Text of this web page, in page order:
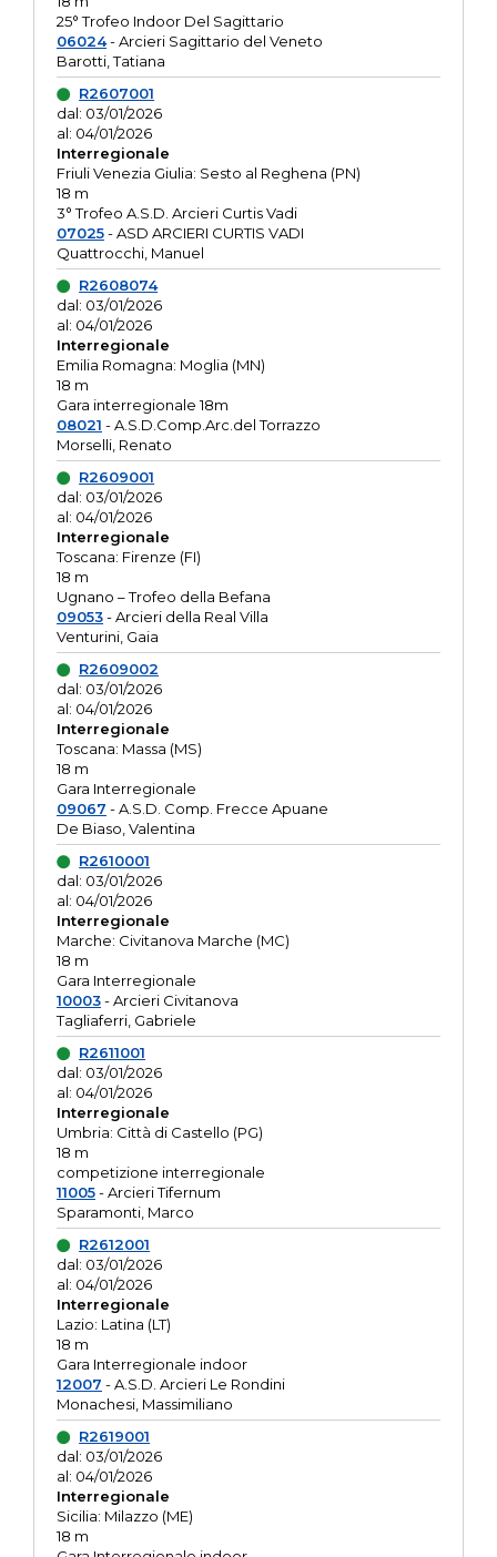
25° Trofeo Indoor Del Sagittario
06024- Arcieri Sagittario del Veneto
Barotti, Tatiana
R2607001
dal: 03/01/2026
al: 04/01/2026
Interregionale
Friuli Venezia Giulia: Sesto al Reghena (PN)
18 m
3° Trofeo A.S.D. Arcieri Curtis Vadi
07025- ASD ARCIERI CURTIS VADI
Quattrocchi, Manuel
R2608074
dal: 03/01/2026
al: 04/01/2026
Interregionale
Emilia Romagna: Moglia (MN)
18 m
Gara interregionale 18m
08021 - A.S.D.Comp.Arc.del Torrazzo
Morselli, Renato
R2609001
dal: 03/01/2026
al: 04/01/2026
Interregionale
Toscana: Firenze (FI)
18 m
Ugnano – Trofeo della Befana
09053- Arcieri della Real Villa
Venturini, Gaia
R2609002
dal: 03/01/2026
al: 04/01/2026
Interregionale
Toscana: Massa (MS)
18 m
Gara Interregionale
09067 - A.S.D. Comp. Frecce Apuane
De Biaso, Valentina
R2610001
dal: 03/01/2026
al: 04/01/2026
Interregionale
Marche: Civitanova Marche (MC)
18 m
Gara Interregionale
10003- Arcieri Civitanova
Tagliaferri, Gabriele
R2611001
dal: 03/01/2026
al: 04/01/2026
Interregionale
Umbria: Città di Castello (PG)
18 m
competizione interregionale
11005- Arcieri Tifernum
Sparamonti, Marco
R2612001
dal: 03/01/2026
al: 04/01/2026
Interregionale
Lazio: Latina (LT)
18 m
Gara Interregionale indoor
12007 - A.S.D. Arcieri Le Rondini
Monachesi, Massimiliano
R2619001
dal: 03/01/2026
al: 04/01/2026
Interregionale
Sicilia: Milazzo (ME)
18 m